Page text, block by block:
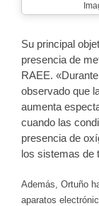
Su principal
presencia de
RAEE.
observado que
aumenta
cuando las
presencia de
los sistemas de
Además, Ortuño
aparatos